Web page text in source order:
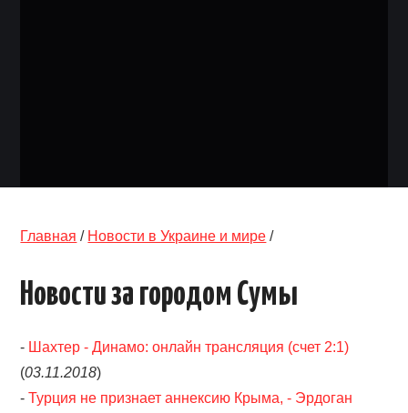
Главная / Новости в Украине и мире /
Новости за городом Сумы
- Шахтер - Динамо: онлайн трансляция (счет 2:1)
(03.11.2018)
-Турция не признает аннексию Крыма, - Эрдоган